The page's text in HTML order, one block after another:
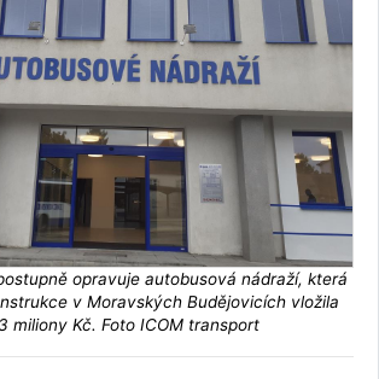
opravuje autobusová nádraží, která
v Moravských Budějovicích vložila
miliony Kč. Foto ICOM transport